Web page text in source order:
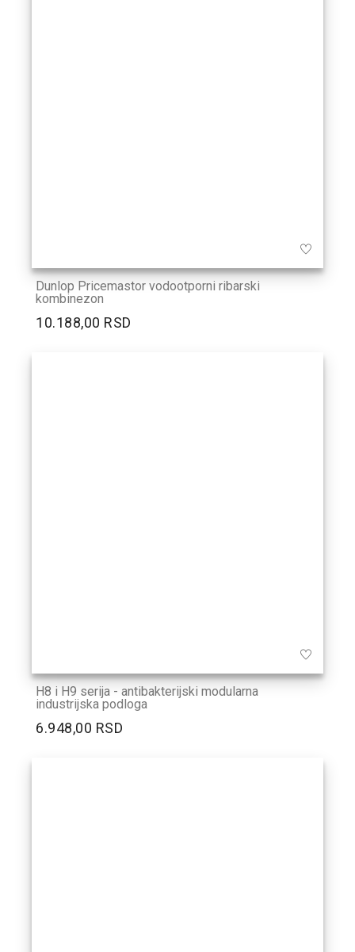
Dunlop Pricemastor vodootporni ribarski
kombinezon
10.188,00 RSD
H8 i H9 serija - antibakterijski modularna
industrijska podloga
6.948,00 RSD